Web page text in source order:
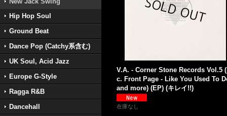
Hip Hop Soul
Ground Beat
Dance Pop (Catchy系含む)
UK Soul, Acid Jazz
Europe G-Style
Ragga R&B
Dancehall
V.A. - Corner Stone Records Vol.5
c. Front Page - Like You Used To
and more) (EP) (キレイ!!)
在庫なし